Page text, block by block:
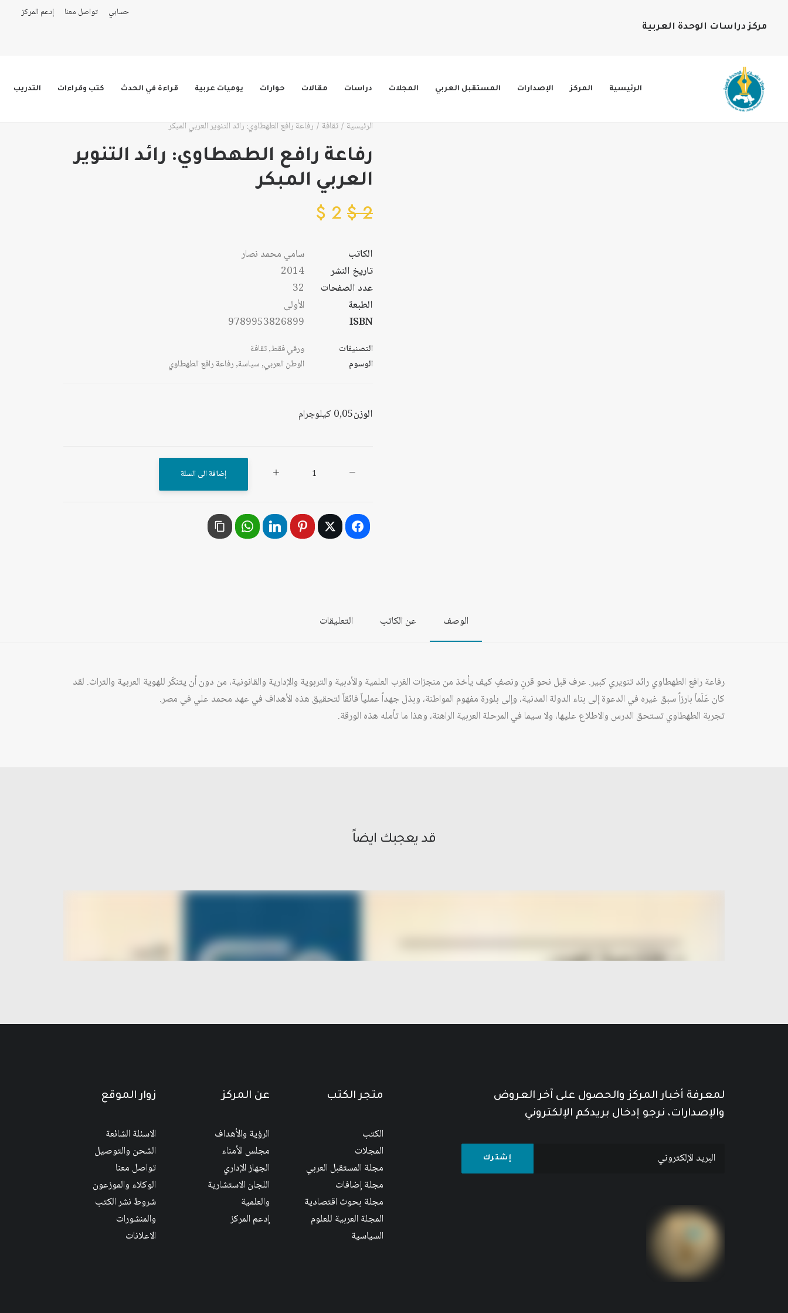
مركز دراسات الوحدة العربية
حسابي تواصل معنا إدعم المركز
الرئيسية المركز الإصدارات المستقبل العربي المجلات دراسات مقالات حوارات يوميات عربية قراءة في الحدث كتب وقراءات التدريب
الرئيسية ثقافة رفاعة رافع الطهطاوي: رائد التنوير العربي المبكر
رفاعة رافع الطهطاوي: رائد التنوير
العربي المبكر
2
$
2
$
الكاتب
سامي محمد نصار
تاريخ النشر
2014
عدد الصفحات
32
الطبعة
الأولى
ISBN
9789953826899
التصنيفات ورقي فقط,ثقافة
الوسوم
الوطن العربي,سياسة,رفاعة رافع الطهطاوي
الوزن0,05 كيلوجرام
الطهطاوي:
رائد
إضافة الى السلة
الوصف عن الكاتب التعليقات
رفاعة رافع الطهطاوي رائد تنويري كبير. عرف قبل نحو قرنٍ ونصفٍ كيف يأخذ من منجزات الغرب العلمية والأدبية والتربوية والإدارية والقانونية، من دون أن يتنكّر للهوية العربية والتراث. لقد
كان عَلَماً بارزاً سبق غيره في الدعوة إلى بناء الدولة المدنية، وإلى بلورة مفهوم المواطنة، وبذل جهداً عملياً فائقاً لتحقيق هذه الأهداف في عهد محمد علي في مصر.
تجربة الطهطاوي تستحق الدرس والاطلاع عليها، ولا سيما في المرحلة العربية الراهنة، وهذا ما تأمله هذه الورقة.
قد يعجبك ايضاً
لمعرفة أخبار المركز والحصول على آخر العروض
والإصدارات، نرجو إدخال بريدكم الإلكتروني
متجر الكتب
الكتب
المجلات
مجلة المستقبل العربي
مجلة إضافات
مجلة بحوث اقتصادية
المجلة العربية للعلوم
السياسية
عن المركز
الرؤية والأهداف
مجلس الأمناء
الجهاز الإداري
اللجان الاستشارية
والعلمية
إدعم المركز
زوار الموقع
الاسئلة الشائعة
الشحن والتوصيل
تواصل معنا
الوكلاء والموزعون
شروط نشر الكتب
والمنشورات
الاعلانات